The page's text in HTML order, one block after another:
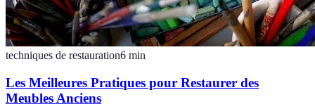
techniques de restauration6 min
Les Meilleures Pratiques pour Restaurer des
Meubles Anciens